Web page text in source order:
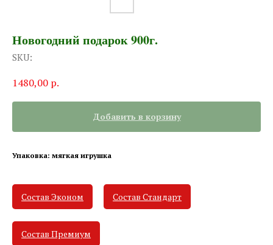
Новогодний подарок 900г.
SKU:
1480,00 р.
Добавить в корзину
Упаковка: мягкая игрушка
Состав Эконом Состав Стандарт
Состав Премиум